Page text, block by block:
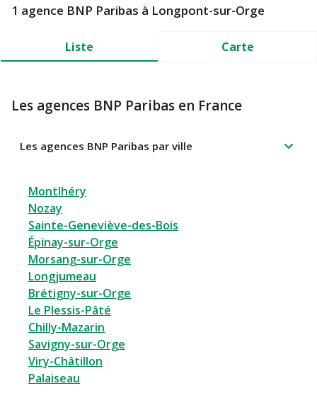
1 agence BNP Paribas à Longpont-sur-Orge
Liste Carte
Les agences BNP Paribas en France
Les agences BNP Paribas par ville
Montlhéry
Nozay
Sainte-Geneviève-des-Bois
Épinay-sur-Orge
Morsang-sur-Orge
Longjumeau
Brétigny-sur-Orge
Le Plessis-Pâté
Chilly-Mazarin
Savigny-sur-Orge
Viry-Châtillon
Palaiseau